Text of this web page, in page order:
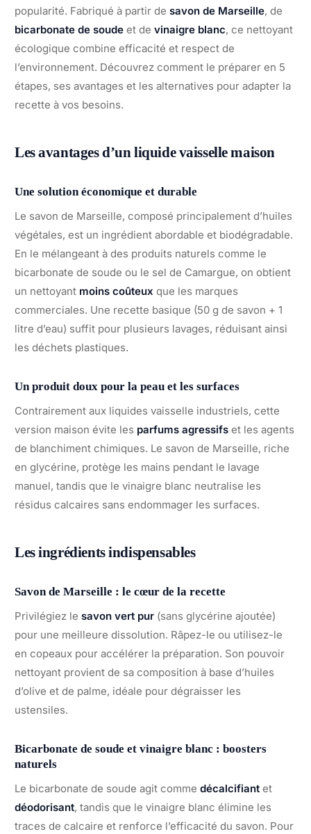
popularité. Fabriqué à partir de savon de Marseille, de
bicarbonate de soude et de vinaigre blanc, ce nettoyant
écologique combine efficacité et respect de
l’environnement. Découvrez comment le préparer en 5
étapes, ses avantages et les alternatives pour adapter la
recette à vos besoins.
Les avantages d’un liquide vaisselle maison
Une solution économique et durable
Le savon de Marseille, composé principalement d’huiles
végétales, est un ingrédient abordable et biodégradable.
En le mélangeant à des produits naturels comme le
bicarbonate de soude ou le sel de Camargue, on obtient
un nettoyant moins coûteux que les marques
commerciales. Une recette basique (50 g de savon + 1
litre d’eau) suffit pour plusieurs lavages, réduisant ainsi
les déchets plastiques.
Un produit doux pour la peau et les surfaces
Contrairement aux liquides vaisselle industriels, cette
version maison évite les parfums agressifs et les agents
de blanchiment chimiques. Le savon de Marseille, riche
en glycérine, protège les mains pendant le lavage
manuel, tandis que le vinaigre blanc neutralise les
résidus calcaires sans endommager les surfaces.
Les ingrédients indispensables
Savon de Marseille : le cœur de la recette
Privilégiez le savon vert pur (sans glycérine ajoutée)
pour une meilleure dissolution. Râpez-le ou utilisez-le
en copeaux pour accélérer la préparation. Son pouvoir
nettoyant provient de sa composition à base d’huiles
d’olive et de palme, idéale pour dégraisser les
ustensiles.
Bicarbonate de soude et vinaigre blanc : boosters
naturels
Le bicarbonate de soude agit comme décalcifiant et
déodorisant, tandis que le vinaigre blanc élimine les
traces de calcaire et renforce l’efficacité du savon. Pour